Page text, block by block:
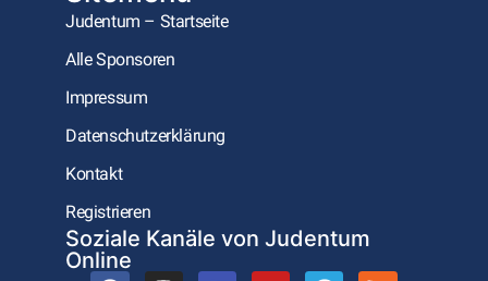
Judentum – Startseite
Alle Sponsoren
Impressum
Datenschutzerklärung
Kontakt
Registrieren
Soziale Kanäle von Judentum
Online